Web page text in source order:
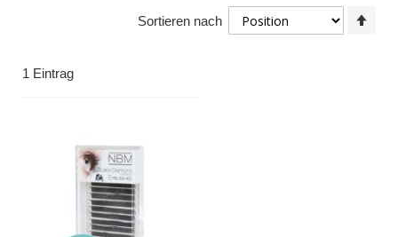
1 Eintrag
Sortieren nach